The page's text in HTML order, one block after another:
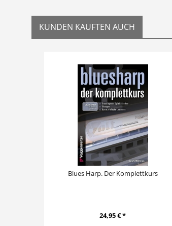
KUNDEN KAUFTEN AUCH
Blues Harp. Der Komplettkurs
24,95 € *